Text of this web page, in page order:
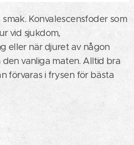
Konvalescensfoder som
vid sjukdom,
eller när djuret av någon
vanliga maten. Alltid bra
förvaras i frysen för bästa